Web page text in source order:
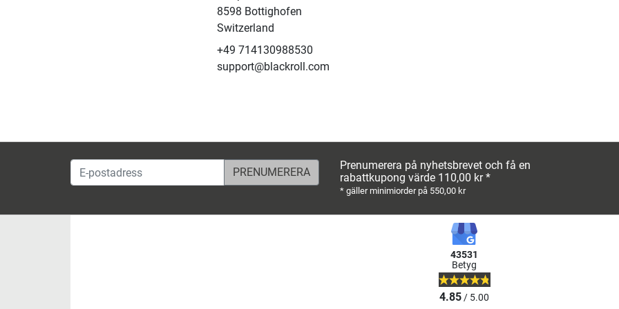
8598 Bottighofen
Switzerland
+49 714130988530
support@blackroll.com
E-postadress
Prenumerera på nyhetsbrevet och få en
rabattkupong värde 110,00 kr *
* gäller minimiorder på 550,00 kr
43531
Betyg
4.85/ 5.00